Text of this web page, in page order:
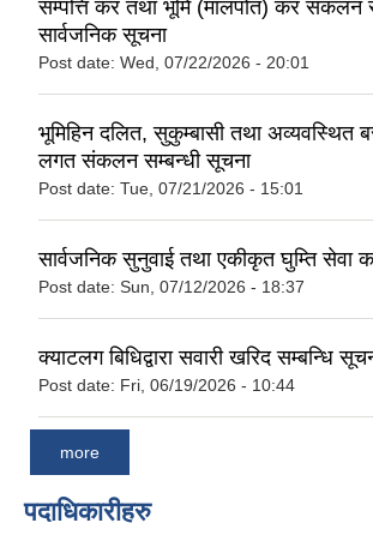
सम्पत्ति कर तथा भूमि (मालपोत) कर संकलन
सार्वजनिक सूचना
Post date: Wed, 07/22/2026 - 20:01
भूमिहिन दलित, सुकुम्बासी तथा अव्यवस्थित
लगत संकलन सम्बन्धी सूचना
Post date: Tue, 07/21/2026 - 15:01
सार्वजनिक सुनुवाई तथा एकीकृत घुम्ति सेवा
Post date: Sun, 07/12/2026 - 18:37
क्याटलग बिधिद्वारा सवारी खरिद सम्बन्धि
Post date: Fri, 06/19/2026 - 10:44
more
पदाधिकारीहरु